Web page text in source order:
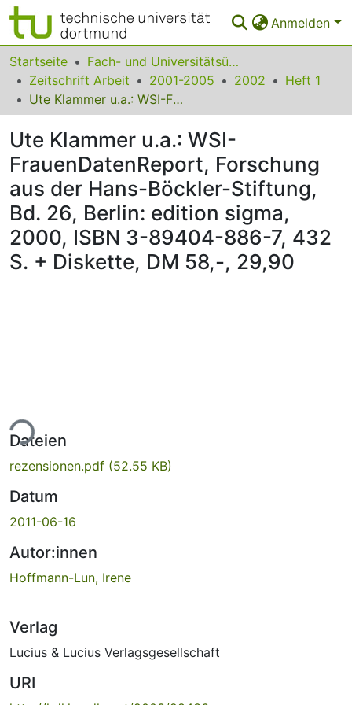
Anmelden
Bereiche & Sammlungen
Das gesamte Repositorium
FAQ
Leitlinien
Zurück zur Startseite
Startseite
Fach- und Universitätsübergreifendes
Zeitschrift Arbeit
2001-2005 2002
Heft 1
Ute Klammer u.a.: WSI-FrauenDatenReport, Forschung aus der Hans-Böckler-Stiftung, Bd. 26, Berlin: edition sigma, 2000, ISBN 3-89404-886-7, 432 S. + Diskette, DM 58,-, 29,90
Ute Klammer u.a.: WSI-
FrauenDatenReport, Forschung
aus der Hans-Böckler-Stiftung,
Bd. 26, Berlin: edition sigma,
2000, ISBN 3-89404-886-7, 432
S. + Diskette, DM 58,-, 29,90
Dateien
rezensionen.pdf (52.55 KB)
Datum
2011-06-16
Autor:innen
Hoffmann-Lun, Irene
Verlag
Lucius & Lucius Verlagsgesellschaft
URI